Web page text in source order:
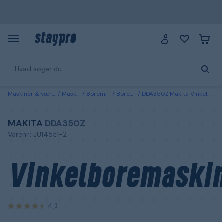
Maskiner & værktøj Maskiner Boremaskiner Boremaskiner DDA350Z Makita Vinkelboremaskine uden batteri og lader
MAKITA DDA350Z
Varenr.: JU14551-2
4,3